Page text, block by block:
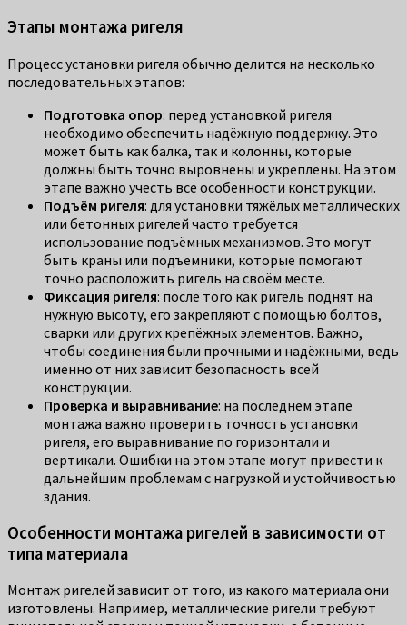
Этапы монтажа ригеля
Процесс установки ригеля обычно делится на несколько
последовательных этапов:
Подготовка опор: перед установкой ригеля
необходимо обеспечить надёжную поддержку. Это
может быть как балка, так и колонны, которые
должны быть точно выровнены и укреплены. На этом
этапе важно учесть все особенности конструкции.
Подъём ригеля: для установки тяжёлых металлических
или бетонных ригелей часто требуется
использование подъёмных механизмов. Это могут
быть краны или подъемники, которые помогают
точно расположить ригель на своём месте.
Фиксация ригеля: после того как ригель поднят на
нужную высоту, его закрепляют с помощью болтов,
сварки или других крепёжных элементов. Важно,
чтобы соединения были прочными и надёжными, ведь
именно от них зависит безопасность всей
конструкции.
Проверка и выравнивание: на последнем этапе
монтажа важно проверить точность установки
ригеля, его выравнивание по горизонтали и
вертикали. Ошибки на этом этапе могут привести к
дальнейшим проблемам с нагрузкой и устойчивостью
здания.
Особенности монтажа ригелей в зависимости от
типа материала
Монтаж ригелей зависит от того, из какого материала они
изготовлены. Например, металлические ригели требуют